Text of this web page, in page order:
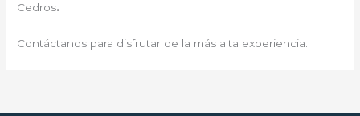
Cedros.
Contáctanos para disfrutar de la más alta experiencia.